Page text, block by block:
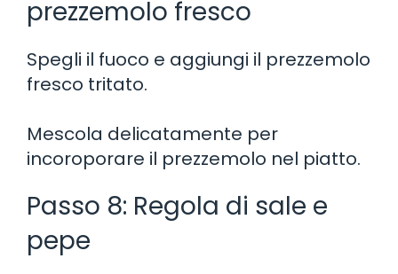
prezzemolo fresco
Spegli il fuoco e aggiungi il prezzemolo
fresco tritato.
Mescola delicatamente per
incoroporare il prezzemolo nel piatto.
Passo 8: Regola di sale e
pepe